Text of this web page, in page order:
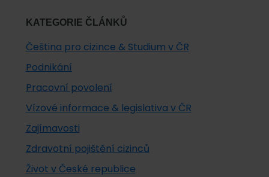
KATEGORIE ČLÁNKŮ
Čeština pro cizince & Studium v ČR
Podnikání
Pracovní povolení
Vízové informace & legislativa v ČR
Zajímavosti
Zdravotní pojištění cizinců
Život v České republice